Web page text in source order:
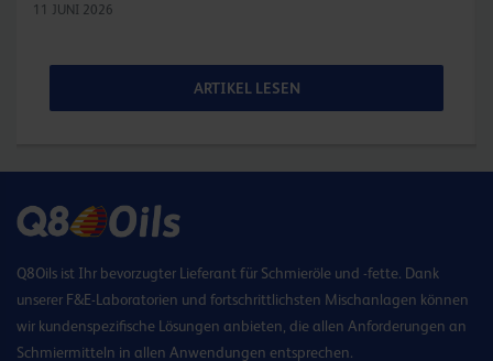
11 JUNI 2026
ARTIKEL LESEN
Q8Oils ist Ihr bevorzugter Lieferant für Schmieröle und -fette. Dank
unserer F&E-Laboratorien und fortschrittlichsten Mischanlagen können
wir kundenspezifische Lösungen anbieten, die allen Anforderungen an
Schmiermitteln in allen Anwendungen entsprechen.